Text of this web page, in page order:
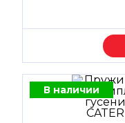
В наличии